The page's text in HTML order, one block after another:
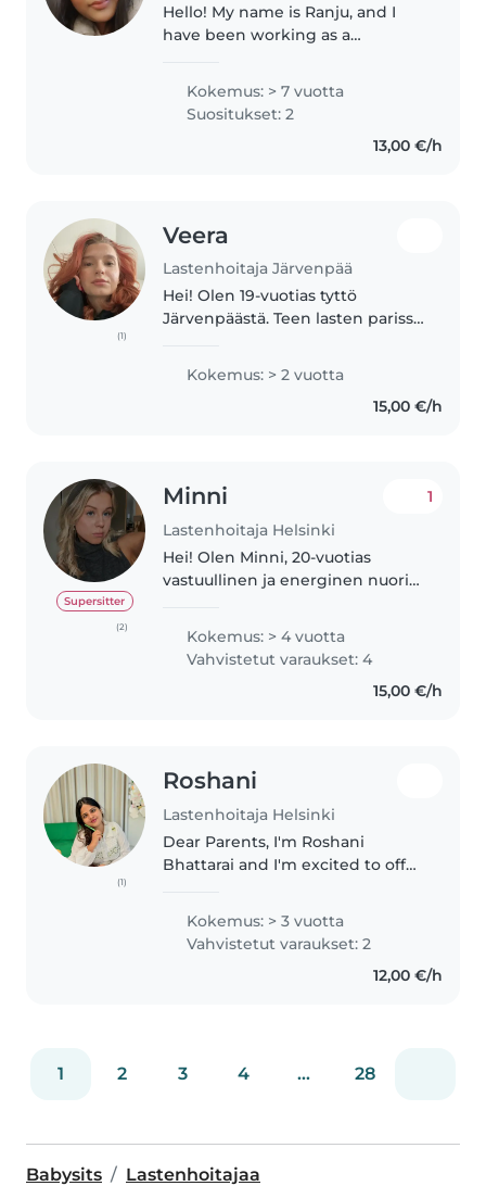
Hello! My name is Ranju, and I
have been working as a
childcare services. During this
time, I have cared for children..
Kokemus: > 7 vuotta
Suositukset: 2
13,00 €/h
(1)
Veera
Lastenhoitaja Järvenpää
Hei! Olen 19-vuotias tyttö
Järvenpäästä. Teen lasten parissa
työskentelystä on jo kokemusta.
ulkoilla lasten kanssa ja olla..
Kokemus: > 2 vuotta
15,00 €/h
Supersitter
(2)
Minni
Lastenhoitaja Helsinki
1
Hei! Olen Minni, 20-vuotias
vastuullinen ja energinen nuori
lapsenvahtina. Minulla on paljon
kokemusta lasten kanssa
toimimisesta sekä perheen että
Kokemus: > 4 vuotta
Vahvistetut varaukset: 4
15,00 €/h
(1)
Roshani
Lastenhoitaja Helsinki
Dear Parents, I'm Roshani
Bhattarai and I'm excited to offer
babysitting services to your
family. With Hygiene pass and
Salmonella certificate, I ensure..
Kokemus: > 3 vuotta
Vahvistetut varaukset: 2
12,00 €/h
1 2 3 4 ... 28
Babysits Lastenhoitajaa